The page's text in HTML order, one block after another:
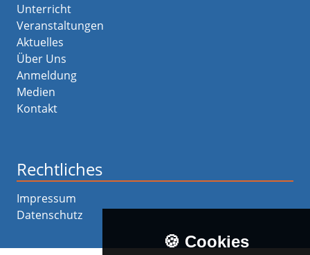
Unterricht
Veranstaltungen
Aktuelles
Über Uns
Anmeldung
Medien
Kontakt
Rechtliches
Impressum
Datenschutz
🍪 Cookies